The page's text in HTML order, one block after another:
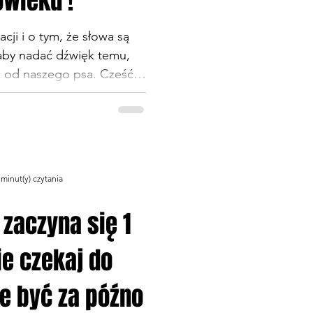
i o tym, że słowa są
nadać dźwięk temu,
naszego psa. Cześć!
Ci wiadomo, my
naszymi psami głównie
psów i tak nie rozumie,
do
się 1
czekaj do
być za późno
czytania